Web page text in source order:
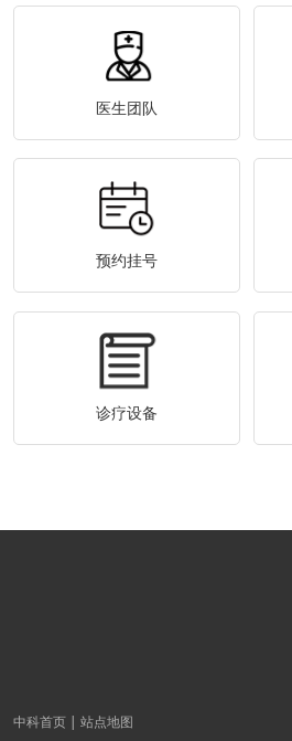
医生团队
预约挂号
诊疗设备
中科首页 站点地图